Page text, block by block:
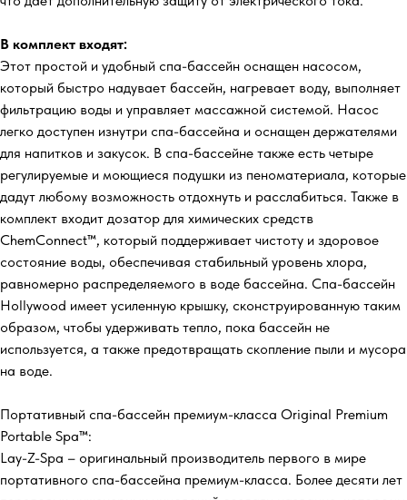
В комплект входят:
Этот простой и удобный спа-бассейн оснащен насосом,
который быстро надувает бассейн, нагревает воду, выполняет
фильтрацию воды и управляет массажной системой. Насос
легко доступен изнутри спа-бассейна и оснащен держателями
для напитков и закусок. В спа-бассейне также есть четыре
регулируемые и моющиеся подушки из пеноматериала, которые
дадут любому возможность отдохнуть и расслабиться. Также в
комплект входит дозатор для химических средств
ChemConnect™, который поддерживает чистоту и здоровое
состояние воды, обеспечивая стабильный уровень хлора,
равномерно распределяемого в воде бассейна. Спа-бассейн
Hollywood имеет усиленную крышку, сконструированную таким
образом, чтобы удерживать тепло, пока бассейн не
используется, а также предотвращать скопление пыли и мусора
на воде.
Портативный спа-бассейн премиум-класса Original Premium
Portable Spa™:
Lay-Z-Spa – оригинальный производитель первого в мире
портативного спа-бассейна премиум-класса. Более десяти лет